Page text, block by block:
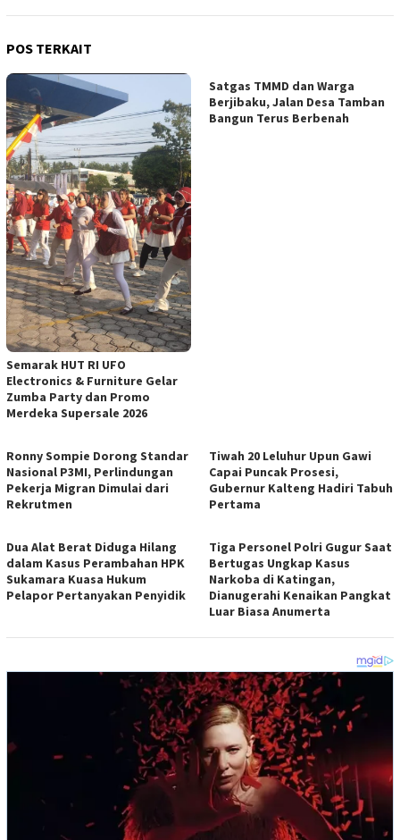
POS TERKAIT
Semarak HUT RI UFO
Electronics & Furniture Gelar
Zumba Party dan Promo
Merdeka Supersale 2026
Satgas TMMD dan Warga
Berjibaku, Jalan Desa Tamban
Bangun Terus Berbenah
Ronny Sompie Dorong Standar
Nasional P3MI, Perlindungan
Pekerja Migran Dimulai dari
Rekrutmen
Tiwah 20 Leluhur Upun Gawi
Capai Puncak Prosesi,
Gubernur Kalteng Hadiri Tabuh
Pertama
Dua Alat Berat Diduga Hilang
dalam Kasus Perambahan HPK
Sukamara Kuasa Hukum
Pelapor Pertanyakan Penyidik
Tiga Personel Polri Gugur Saat
Bertugas Ungkap Kasus
Narkoba di Katingan,
Dianugerahi Kenaikan Pangkat
Luar Biasa Anumerta